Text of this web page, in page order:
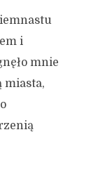
i
mnie
miasta,